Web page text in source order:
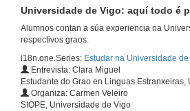
Universidade de Vigo: aquí todo é
Alumnos contan a súa experiencia na
respectivos graos.
i18n.one.Series: Estudar na Universidade
Entrevista: Clara Miguel
Estudante do Grao en Linguas
Organiza: Carmen Veleiro
SIOPE, Universidade de Vigo